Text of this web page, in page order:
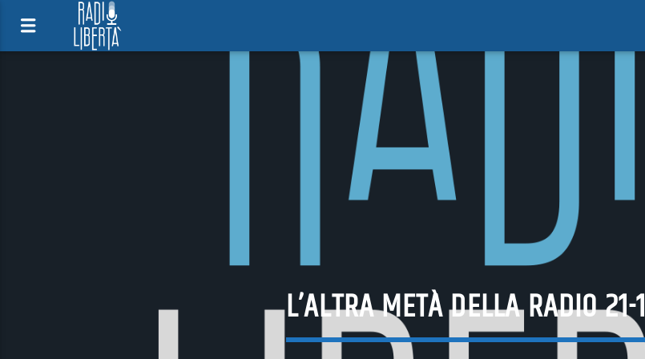
L’ALTRA METÀ DELLA RADIO